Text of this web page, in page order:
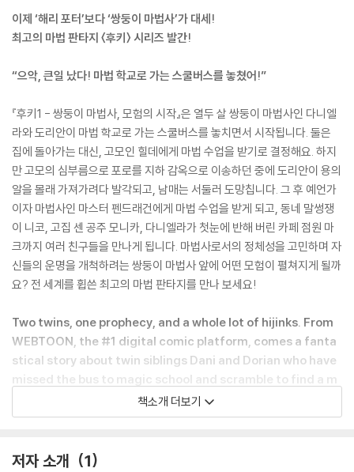
이제 ‘해리 포터’보다 ‘쌍둥이 마법사’가 대세!
최고의 마법 판타지 〈후키〉 시리즈 발간!
“으악, 큰일 났다! 마법 학교로 가는 스쿨버스를 놓쳤어!”
『후키1 - 쌍둥이 마법사, 모험의 시작』은 열두 살 쌍둥이 마법사인 다니엘
라와 도리안이 마법 학교로 가는 스쿨버스를 놓치면서 시작됩니다. 둘은
집에 돌아가는 대신, 고모인 힐데에게 마법 수업을 받기로 결정해요. 하지
만 고모의 심부름으로 포로를 지하 감옥으로 이송하던 중에 도리안이 용의
알을 몰래 가져가려다 발각되고, 남매는 서둘러 도망칩니다. 그 후 예언가
이자 마법사인 마스터 펜드래건에게 마법 수업을 받게 되고, 동네 말썽쟁
이 니코, 고집 센 공주 모니카, 다니엘라가 첫눈에 반해 버린 카페 점원 마
크까지 여러 친구들을 만나게 됩니다. 마법사로서의 정체성을 고민하며 자
신들의 운명을 개척하려는 쌍둥이 마법사 앞에 어떤 모험이 펼쳐지게 될까
요? 전 세계를 휩쓴 최고의 마법 판타지를 만나 보세요!
Two twins, one prophecy, and a whole lot of hijinks. From
WEBTOON, the #1 digital comic platform, comes a fanta
stical story about twin siblings Dani and Dorian who have
missed the bus to magic school and scramble to find a m
entor to teach them before their parents find out. Perfec
t for fans of The Okay Witch and the 5 Worlds series.
When Dani and Dorian missed the bus to magic school, they n
책소개 더보기
저자 소개 1